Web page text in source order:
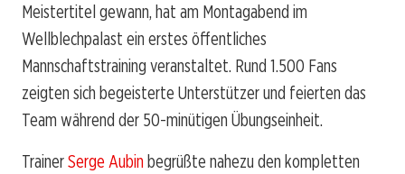
Meistertitel gewann, hat am Montagabend im
Wellblechpalast ein erstes öffentliches
Mannschaftstraining veranstaltet. Rund 1.500 Fans
zeigten sich begeisterte Unterstützer und feierten das
Team während der 50-minütigen Übungseinheit.
TrainerSerge Aubin begrüßte nahezu den kompletten